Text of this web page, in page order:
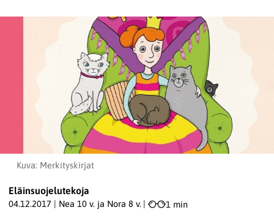
Kuva: Merkityskirjat
Eläinsuojelutekoja
04.12.2017 | Nea 10 v. ja Nora 8 v. | 1 min